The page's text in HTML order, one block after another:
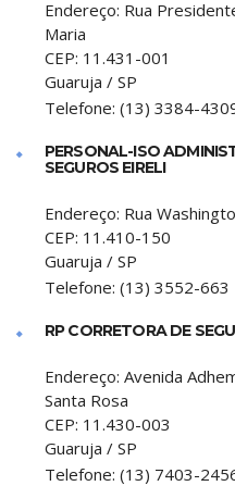
Endereço: Rua
Maria
CEP: 11.431-001
Guaruja / SP
Telefone: (13) 3384-
PERSONAL-ISO
SEGUROS EIRELI
Endereço: Rua
CEP: 11.410-150
Guaruja / SP
Telefone: (13) 3552-663
RP CORRETORA DE
Endereço: Avenida
Santa Rosa
CEP: 11.430-003
Guaruja / SP
Telefone: (13) 7403-